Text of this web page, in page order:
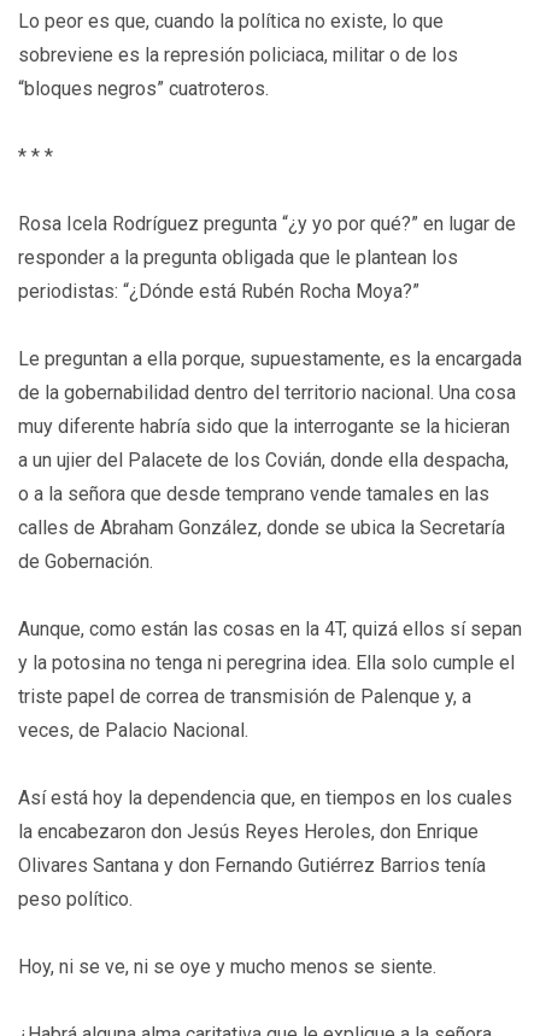
Lo peor es que, cuando la política no existe, lo que
sobreviene es la represión policiaca, militar o de los
“bloques negros” cuatroteros.
* * *
Rosa Icela Rodríguez pregunta “¿y yo por qué?” en lugar de
responder a la pregunta obligada que le plantean los
periodistas: “¿Dónde está Rubén Rocha Moya?”
Le preguntan a ella porque, supuestamente, es la encargada
de la gobernabilidad dentro del territorio nacional. Una cosa
muy diferente habría sido que la interrogante se la hicieran
a un ujier del Palacete de los Covián, donde ella despacha,
o a la señora que desde temprano vende tamales en las
calles de Abraham González, donde se ubica la Secretaría
de Gobernación.
Aunque, como están las cosas en la 4T, quizá ellos sí sepan
y la potosina no tenga ni peregrina idea. Ella solo cumple el
triste papel de correa de transmisión de Palenque y, a
veces, de Palacio Nacional.
Así está hoy la dependencia que, en tiempos en los cuales
la encabezaron don Jesús Reyes Heroles, don Enrique
Olivares Santana y don Fernando Gutiérrez Barrios tenía
peso político.
Hoy, ni se ve, ni se oye y mucho menos se siente.